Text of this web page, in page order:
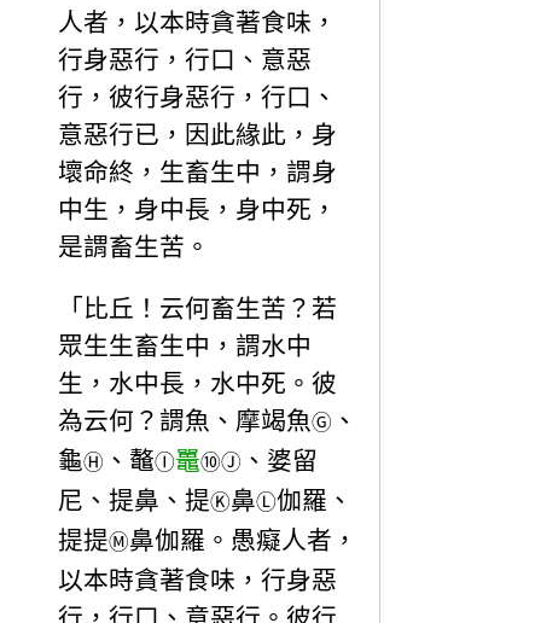
人者，以本時貪著食味，
行身惡行，行口、意惡
行，彼行身惡行，行口、
意惡行已，因此緣此，身
壞命終，生畜生中，謂身
中生，身中長，身中死，
是謂畜生苦。
「比丘！云何畜生苦？若
眾生生畜生中，謂水中
生，水中長，水中死。彼
為云何？謂魚、摩竭魚Ⓖ 、
龜Ⓗ 、鼇Ⓘ鼉⑩Ⓙ 、婆留
尼、提鼻、提Ⓚ鼻Ⓛ伽羅、
提提Ⓜ鼻伽羅。愚癡人者，
以本時貪著食味，行身惡